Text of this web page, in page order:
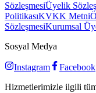
SözleşmesiÜyelik
PolitikasıKVKK Metni
SözleşmesiKurumsal
Sosyal Medya
Instagram Facebook
Hizmetlerimizle ilgili tüm